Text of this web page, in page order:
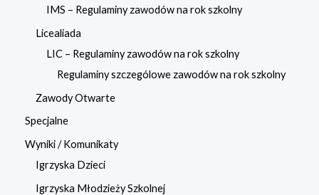
IMS – Regulaminy zawodów na rok szkolny
Licealiada
LIC – Regulaminy zawodów na rok szkolny
Regulaminy szczególowe zawodów na rok szkolny
Zawody Otwarte
Specjalne
Wyniki / Komunikaty
Igrzyska Dzieci
Igrzyska Młodzieży Szkolnej